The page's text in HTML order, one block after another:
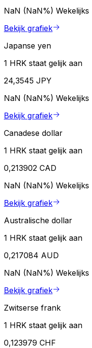
NaN (NaN%) Wekelijks
Bekijk grafiek
Japanse yen
1 HRK staat gelijk aan
24,3545 JPY
NaN (NaN%) Wekelijks
Bekijk grafiek
Canadese dollar
1 HRK staat gelijk aan
0,213902 CAD
NaN (NaN%) Wekelijks
Bekijk grafiek
Australische dollar
1 HRK staat gelijk aan
0,217084 AUD
NaN (NaN%) Wekelijks
Bekijk grafiek
Zwitserse frank
1 HRK staat gelijk aan
0,123979 CHF